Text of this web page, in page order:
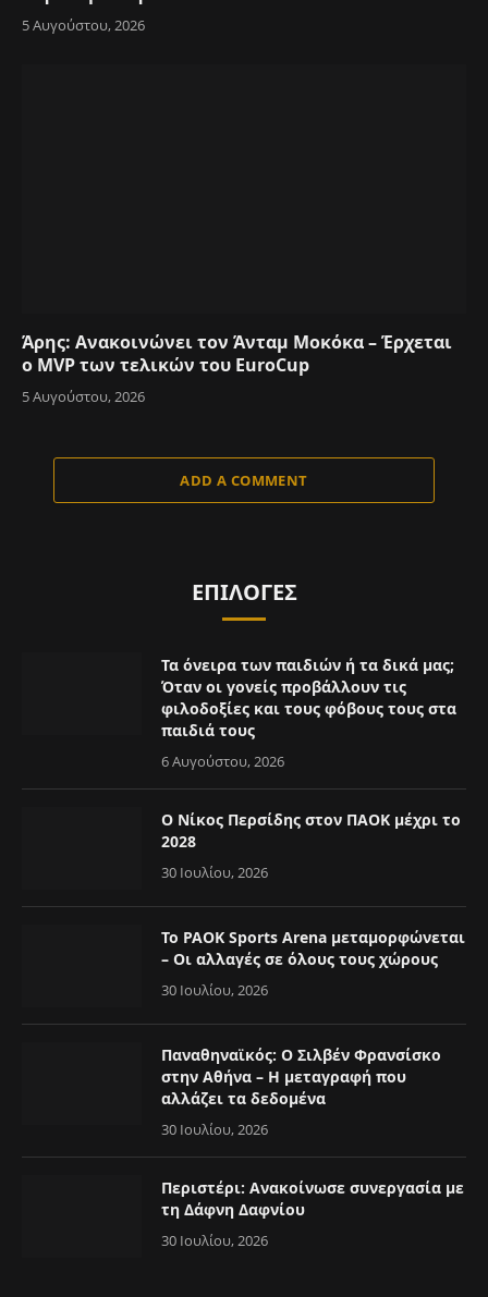
5 Αυγούστου, 2026
Άρης: Ανακοινώνει τον Άνταμ Μοκόκα – Έρχεται
ο MVP των τελικών του EuroCup
5 Αυγούστου, 2026
ADD A COMMENT
ΕΠΙΛΟΓΈΣ
Τα όνειρα των παιδιών ή τα δικά μας;
Όταν οι γονείς προβάλλουν τις
φιλοδοξίες και τους φόβους τους στα
παιδιά τους
6 Αυγούστου, 2026
Ο Νίκος Περσίδης στον ΠΑΟΚ μέχρι το
2028
30 Ιουλίου, 2026
Το PAOK Sports Arena μεταμορφώνεται
– Οι αλλαγές σε όλους τους χώρους
30 Ιουλίου, 2026
Παναθηναϊκός: Ο Σιλβέν Φρανσίσκο
στην Αθήνα – Η μεταγραφή που
αλλάζει τα δεδομένα
30 Ιουλίου, 2026
Περιστέρι: Ανακοίνωσε συνεργασία με
τη Δάφνη Δαφνίου
30 Ιουλίου, 2026